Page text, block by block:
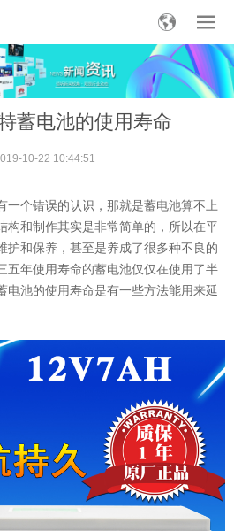
蓄电池的使用寿命
10-22 10:44:51
一个错误的认识，那就是蓄电池算不上
构和制作其实是非常简单的，所以在平
护和保养，甚至是养成了很多种不良的
五年使用寿命的蓄电池仅仅在使用了半
电池的使用寿命是有一些方法能用来延